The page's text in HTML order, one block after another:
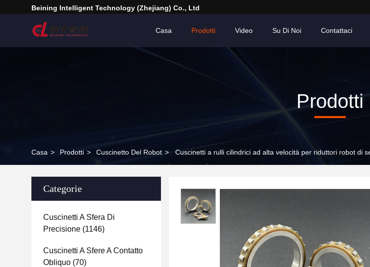
Beining Intelligent Technology (Zhejiang) Co., Ltd
Casa Prodotti Video Su Di Noi Contattaci
Prodotti
Casa > Prodotti > Cuscinetto Del Robot > Cuscinetti a rulli cilindrici ad alta velocità per riduttori robot di
Categorie
Cuscinetti A Sfera Di
Precisione (1146)
Cuscinetti A Sfere A Contatto
Obliquo (70)